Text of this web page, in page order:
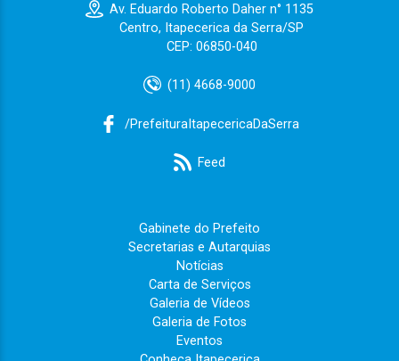
Av. Eduardo Roberto Daher n° 1135
Centro, Itapecerica da Serra/SP
CEP: 06850-040
(11) 4668-9000
/PrefeituraItapecericaDaSerra
Feed
Gabinete do Prefeito
Secretarias e Autarquias
Notícias
Carta de Serviços
Galeria de Vídeos
Galeria de Fotos
Eventos